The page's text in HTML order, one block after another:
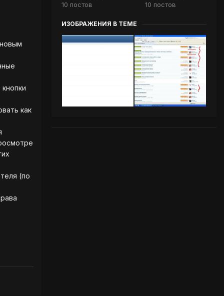
как
(по
10 постов
10 постов
ИЗОБРАЖЕНИЯ В ТЕМЕ